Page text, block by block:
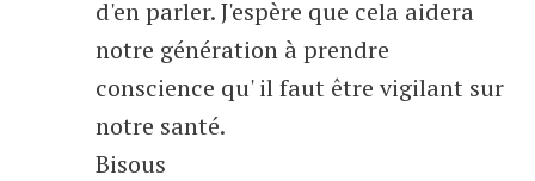
d'en parler. J'espère que cela aidera
notre génération à prendre
conscience qu' il faut être vigilant sur
notre santé.
Bisous